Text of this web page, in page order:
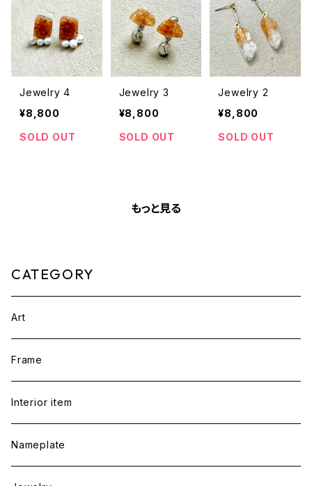
Jewelry 4
¥8,800
SOLD OUT
Jewelry 3
¥8,800
SOLD OUT
Jewelry 2
¥8,800
SOLD OUT
もっと見る
CATEGORY
Art
Frame
Interior item
Nameplate